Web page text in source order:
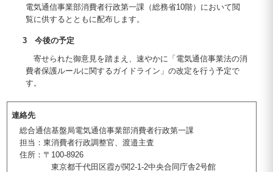
電気通信事業部消費者行政第一課（総務省10階）において閲
覧に供するとともに配布します。
3 今後の予定
寄せられた御意見を踏まえ、速やかに「電気通信事業法の消
費者保護ルールに関するガイドライン」の改定を行う予定で
す。
連絡先
総合通信基盤局電気通信事業部消費者行政第一課
担当：東消費者行政調整官、渡邉主査
住所：〒100-8926
東京都千代田区霞が関2-1-2中央合同庁舎2号館